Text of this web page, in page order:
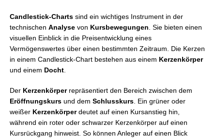
Candlestick-Charts sind ein wichtiges Instrument in der
technischen Analyse von Kursbewegungen . Sie bieten einen
visuellen Einblick in die Preisentwicklung eines
Vermögenswertes über einen bestimmten Zeitraum. Die Kerzen
in einem Candlestick-Chart bestehen aus einem Kerzenkörper
und einem Docht
Der Kerzenkörperrepräsentiert den Bereich zwischen dem
Eröffnungskurs und dem Schlusskurs . Ein grüner oder
weißer Kerzenkörperdeutet auf einen Kursanstieg hin,
während ein roter oder schwarzer Kerzenkörper auf einen
Kursrückgang hinweist. So können Anleger auf einen Blick